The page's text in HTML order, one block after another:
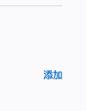
添加